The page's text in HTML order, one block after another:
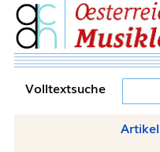
Volltextsuche
Artikel